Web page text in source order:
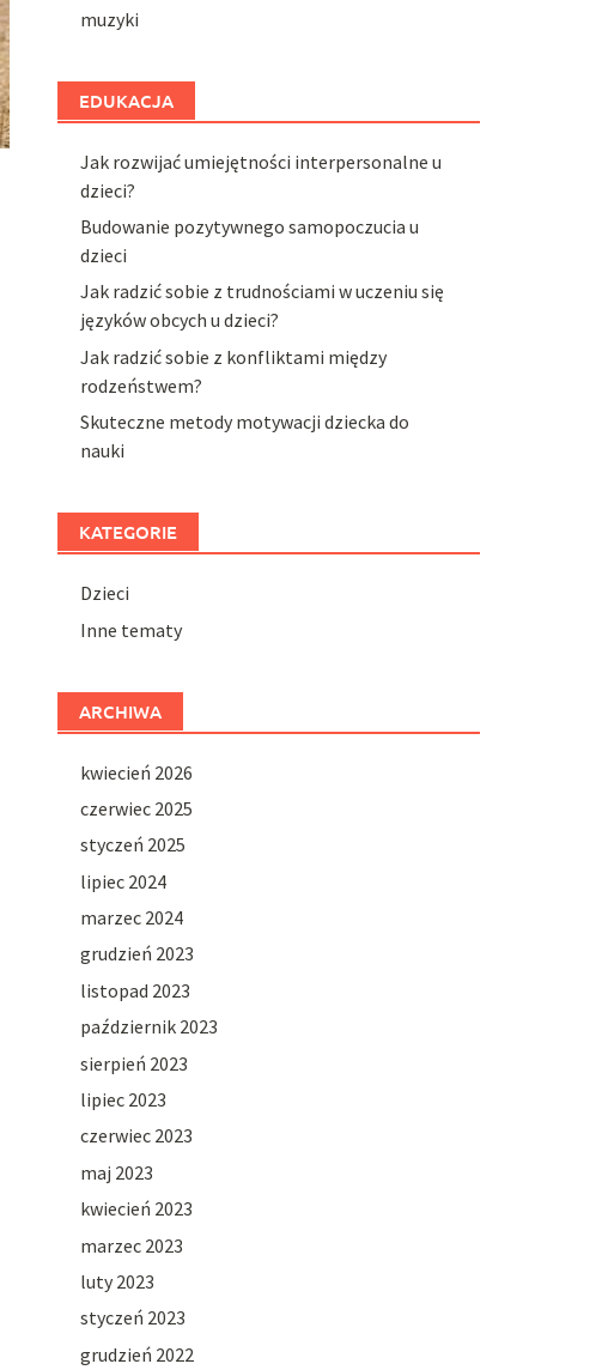
muzyki
EDUKACJA
Jak rozwijać umiejętności interpersonalne u
dzieci?
Budowanie pozytywnego samopoczucia u
dzieci
Jak radzić sobie z trudnościami w uczeniu się
języków obcych u dzieci?
Jak radzić sobie z konfliktami między
rodzeństwem?
Skuteczne metody motywacji dziecka do
nauki
KATEGORIE
Dzieci
Inne tematy
ARCHIWA
kwiecień 2026
czerwiec 2025
styczeń 2025
lipiec 2024
marzec 2024
grudzień 2023
listopad 2023
październik 2023
sierpień 2023
lipiec 2023
czerwiec 2023
maj 2023
kwiecień 2023
marzec 2023
luty 2023
styczeń 2023
grudzień 2022